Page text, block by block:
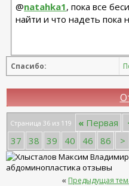
@natahka1, пока все
найти и что надеть пока
Спасибо:
Страница 36 из 119 « Первая
37
38 39 40 46 86 >
« Предыдущая